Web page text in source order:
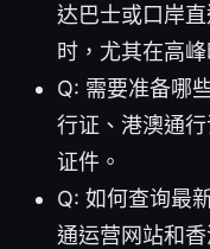
达巴士或口岸
时，尤其在高峰
Q: 需要准备哪
行证、港澳通
证件。
Q: 如何查询最
通运营网站和